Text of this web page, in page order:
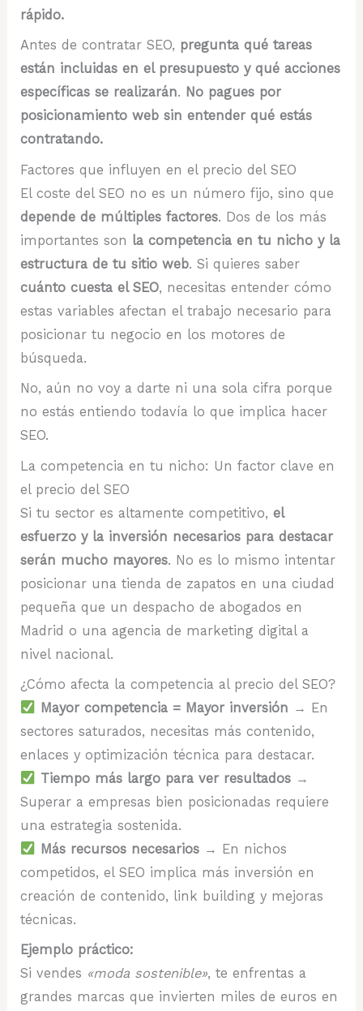
rápido.
Antes de contratar SEO, pregunta qué tareas
están incluidas en el presupuesto y qué acciones
específicas se realizarán. No pagues por
posicionamiento web sin entender qué estás
contratando.
Factores que influyen en el precio del SEO
El coste del SEO no es un número fijo, sino que
depende de múltiples factores. Dos de los más
importantes son la competencia en tu nicho y la
estructura de tu sitio web. Si quieres saber
cuánto cuesta el SEO, necesitas entender cómo
estas variables afectan el trabajo necesario para
posicionar tu negocio en los motores de
búsqueda.
No, aún no voy a darte ni una sola cifra porque
no estás entiendo todavía lo que implica hacer
SEO.
La competencia en tu nicho: Un factor clave en
el precio del SEO
Si tu sector es altamente competitivo,el
esfuerzo y la inversión necesarios para destacar
serán mucho mayores. No es lo mismo intentar
posicionar una tienda de zapatos en una ciudad
pequeña que un despacho de abogados en
Madrid o una agencia de marketing digital a
nivel nacional.
¿Cómo afecta la competencia al precio del SEO?
Mayor competencia = Mayor inversión → En
sectores saturados, necesitas más contenido,
enlaces y optimización técnica para destacar.
Tiempo más largo para ver resultados→
Superar a empresas bien posicionadas requiere
una estrategia sostenida.
Más recursos necesarios→ En nichos
competidos, el SEO implica más inversión en
creación de contenido, link building y mejoras
técnicas.
Ejemplo práctico:
Si vendes «moda sostenible», te enfrentas a
grandes marcas que invierten miles de euros en